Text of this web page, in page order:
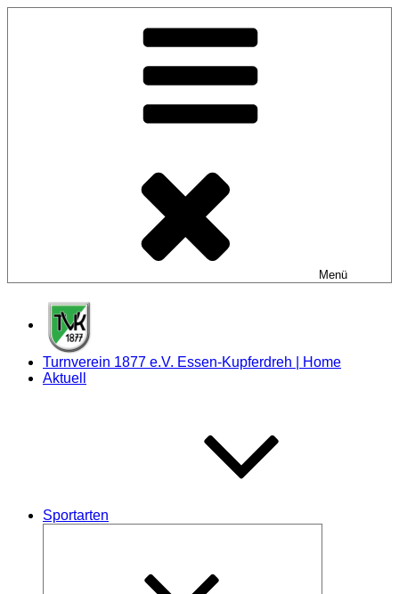
Menü
Turnverein 1877 e.V. Essen-Kupferdreh | Home
Aktuell
Sportarten